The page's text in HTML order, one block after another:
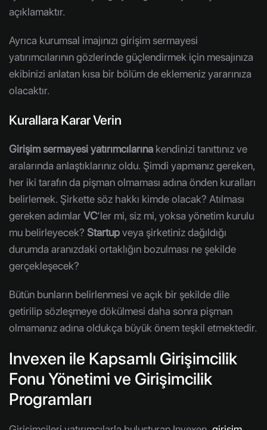
açıklamaktır.
Ayrıca kurumsal imajınızı girişim sermayesi
yatırımcılarının gözlerinde güçlendirmek için mesajınıza
ekibinizi anlatan kısa bir bölüm de eklemeniz yararınıza
olacaktır.
Kurallara Karar Verin
Girişim sermayesi yatırımcılarına kendinizi tanıttınız ve
aralarında anlaştıklarınız oldu. Şimdi yapmanız gereken,
her iki tarafın da pişman olmaması adına önden kuralları
belirlemek. Şirkette söz hakkı kimde olacak? Atılması
gereken adımlarVC‘ler mi, siz mi, yoksa yönetim kurulu
mu belirleyecek? Startupveya şirketiniz dağıldığı
durumda aranızdaki ortaklığın bozulması ne şekilde
gerçekleşecek?
Bütün bunların belirlenmesi ve açık bir şekilde dile
getirilip sözleşmeye dökülmesi daha sonra pişman
olmamanız adına oldukça büyük önem teşkil etmektedir.
Invexen ile Kapsamlı Girişimcilik
Fonu Yönetimi ve Girişimcilik
Programları